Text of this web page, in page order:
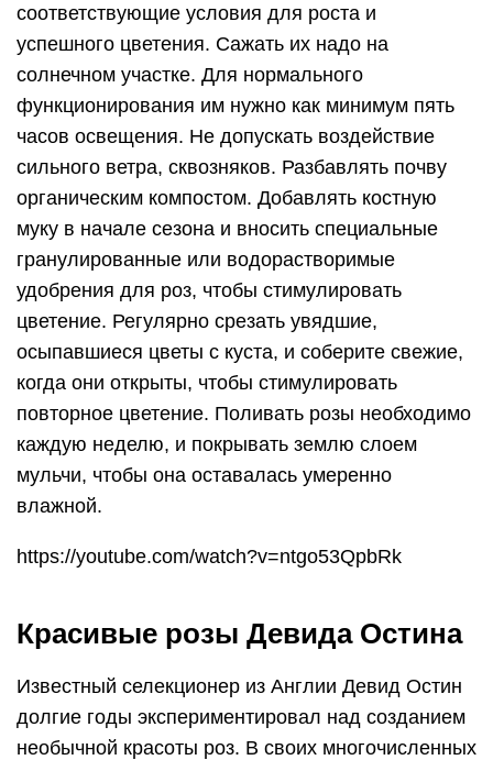
соответствующие условия для роста и
успешного цветения. Сажать их надо на
солнечном участке. Для нормального
функционирования им нужно как минимум пять
часов освещения. Не допускать воздействие
сильного ветра, сквозняков. Разбавлять почву
органическим компостом. Добавлять костную
муку в начале сезона и вносить специальные
гранулированные или водорастворимые
удобрения для роз, чтобы стимулировать
цветение. Регулярно срезать увядшие,
осыпавшиеся цветы с куста, и соберите свежие,
когда они открыты, чтобы стимулировать
повторное цветение. Поливать розы необходимо
каждую неделю, и покрывать землю слоем
мульчи, чтобы она оставалась умеренно
влажной.
https://youtube.com/watch?v=ntgo53QpbRk
Красивые розы Девида Остина
Известный селекционер из Англии Девид Остин
долгие годы экспериментировал над созданием
необычной красоты роз. В своих многочисленных